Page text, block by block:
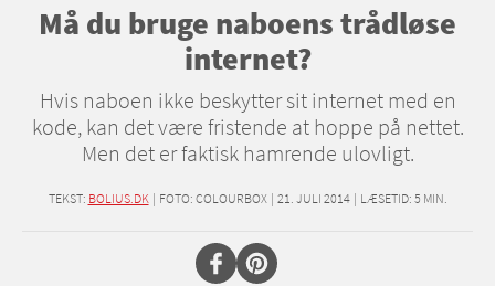
Må du bruge naboens trådløse
internet?
Hvis naboen ikke beskytter sit internet med en
kode, kan det være fristende at hoppe på nettet.
Men det er faktisk hamrende ulovligt.
TEKST: BOLIUS.DK | FOTO: COLOURBOX | 21. JULI 2014 | LÆSETID: 5 MIN.